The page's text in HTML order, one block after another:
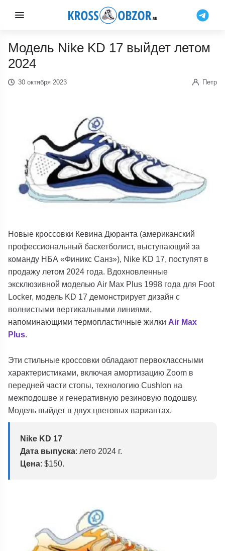
Модель Nike KD 17 выйдет летом
2024
30 октября 2023 Петр
Новые кроссовки Кевина Дюранта (американский
профессиональный баскетболист, выступающий за
команду НБА «Финикс Санз»), Nike KD 17, поступят в
продажу летом 2024 года. Вдохновленные
эксклюзивной моделью Air Max Plus 1998 года для Foot
Locker, модель KD 17 демонстрирует дизайн с
волнистыми вертикальными линиями,
напоминающими термопластичные жилки Air Max
Plus.
Эти стильные кроссовки обладают первоклассными
характеристиками, включая амортизацию Zoom в
передней части стопы, технологию Cushlon на
межподошве и генеративную резиновую подошву.
Модель выйдет в двух цветовых вариантах.
Nike KD 17
Дата выпуска: лето 2024 г.
Цена: $150.